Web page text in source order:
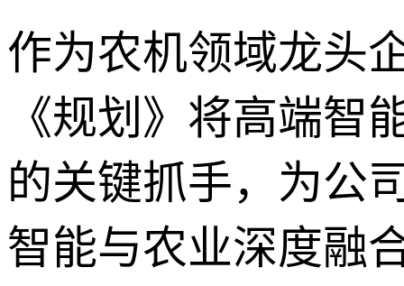
作为农机领域龙头
《规划》将高端智
的关键抓手，为公
智能与农业深度融